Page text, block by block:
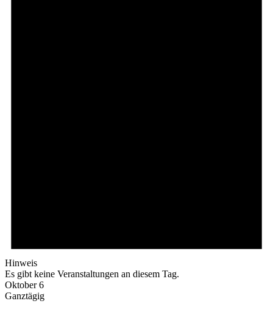
Hinweis
Es gibt keine Veranstaltungen an diesem Tag.
Oktober 6
Ganztägig